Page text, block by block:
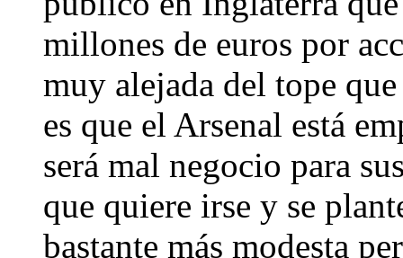
millones de euros por
muy alejada del tope
es que el Arsenal está
será mal negocio para
que quiere irse y se
bastante más modesta